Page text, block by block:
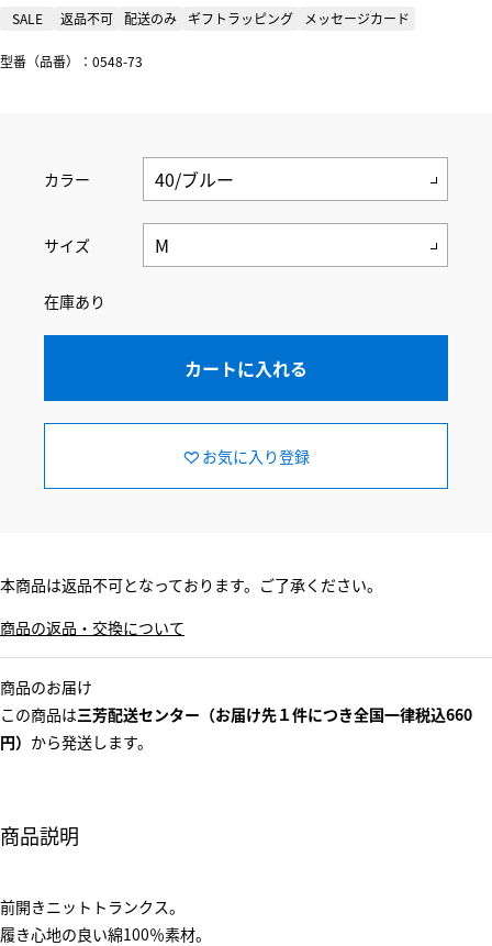
SALE 返品不可 配送のみ ギフトラッピング メッセージカード
型番（品番）：0548-73
カラー
サイズ
在庫あり
カートに入れる
お気に入り登録
本商品は返品不可となっております。ご了承ください。
商品の返品・交換について
商品のお届け
この商品は三芳配送センター（お届け先１件につき全国一律税込660
円） から発送します。
商品説明
前開きニットトランクス。
履き心地の良い綿100％素材。